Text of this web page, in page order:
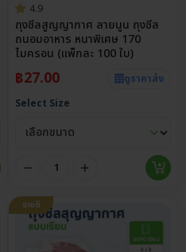
4.9
ถุงซีลสูญญากาศ ลายนูน ถุงซีล
ถนอมอาหาร หนาพิเศษ 170
ไมครอน (แพ็กละ 100 ใบ)
฿27.00
ดูราคาส่ง
Select Size
ขายดี